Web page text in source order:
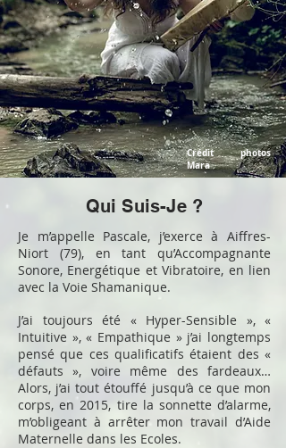
Crédit photos
Mara
Qui Suis-Je ?
Je m’appelle Pascale, j’exerce à Aiffres-
Niort (79), en tant qu’Accompagnante
Sonore, Energétique et Vibratoire, en lien
avec la Voie Shamanique.
J’ai toujours été « Hyper-Sensible », «
Intuitive », « Empathique » j’ai longtemps
pensé que ces qualificatifs étaient des «
défauts », voire même des fardeaux…
Alors, j’ai tout étouffé jusqu’à ce que mon
corps, en 2015, tire la sonnette d’alarme,
m’obligeant à arrêter mon travail d’Aide
Maternelle dans les Ecoles.